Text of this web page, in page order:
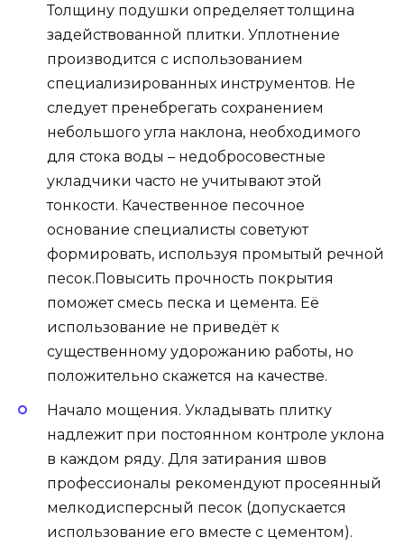
Толщину подушки определяет толщина
задействованной плитки. Уплотнение
производится с использованием
специализированных инструментов. Не
следует пренебрегать сохранением
небольшого угла наклона, необходимого
для стока воды – недобросовестные
укладчики часто не учитывают этой
тонкости. Качественное песочное
основание специалисты советуют
формировать, используя промытый речной
песок.Повысить прочность покрытия
поможет смесь песка и цемента. Её
использование не приведёт к
существенному удорожанию работы, но
положительно скажется на качестве.
Начало мощения. Укладывать плитку
надлежит при постоянном контроле уклона
в каждом ряду. Для затирания швов
профессионалы рекомендуют просеянный
мелкодисперсный песок (допускается
использование его вместе с цементом).